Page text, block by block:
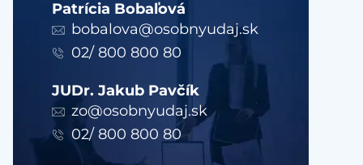
Patrícia Bobaľová
bobalova@osobnyudaj.sk
02/ 800 800 80
JUDr. Jakub Pavčík
zo@osobnyudaj.sk
02/ 800 800 80